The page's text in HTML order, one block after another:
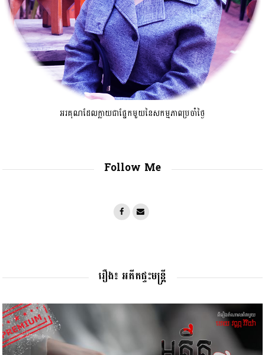
អរគុណដែលក្លាយជាផ្នែកមួយនៃសកម្មភាពប្រចាំថ្ងៃ
Follow Me
រឿង៖ អតីតផ្ទះមន្រ្តី